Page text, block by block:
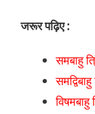
जरूर पढ़िए :
समबाहु